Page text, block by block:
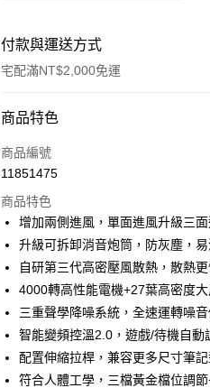
付款與運送方式
宅配滿NT$2,000免運
付款方式
信用卡一次付款
3 期 0 利率 每期 NT$926
合作金庫商業銀行
華南商業銀行
國泰世華商業銀行
臺灣中小企業銀行
匯豐（台灣）商業銀行
聯邦商業銀行
元大商業銀行
6 期 0 利率 每期NT$463
合作金庫商業銀行
華南商業銀行
上海商業儲蓄銀行
臺灣中小企業銀行
匯豐（台灣）商業銀行
聯邦商業銀行
LINE Pay
街口支付
悠遊付
AFTEE先享後付
商品特色
商品編號
11851475
商品特色
增加兩側進風，單面進風升級三面
升級可拆卸消音炮筒，防灰塵，
自研第三代高密壓風散熱，散熱
4000轉高性能電機+27葉高密度大
三重聲學降噪系統，全速運轉噪
智能變頻控溫2.0，遊戲/待機自動
配置伸縮拉桿，兼容更多尺寸筆
符合人體工學，三檔黃金檔位調